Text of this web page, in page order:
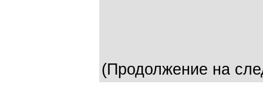
(Продолжение на